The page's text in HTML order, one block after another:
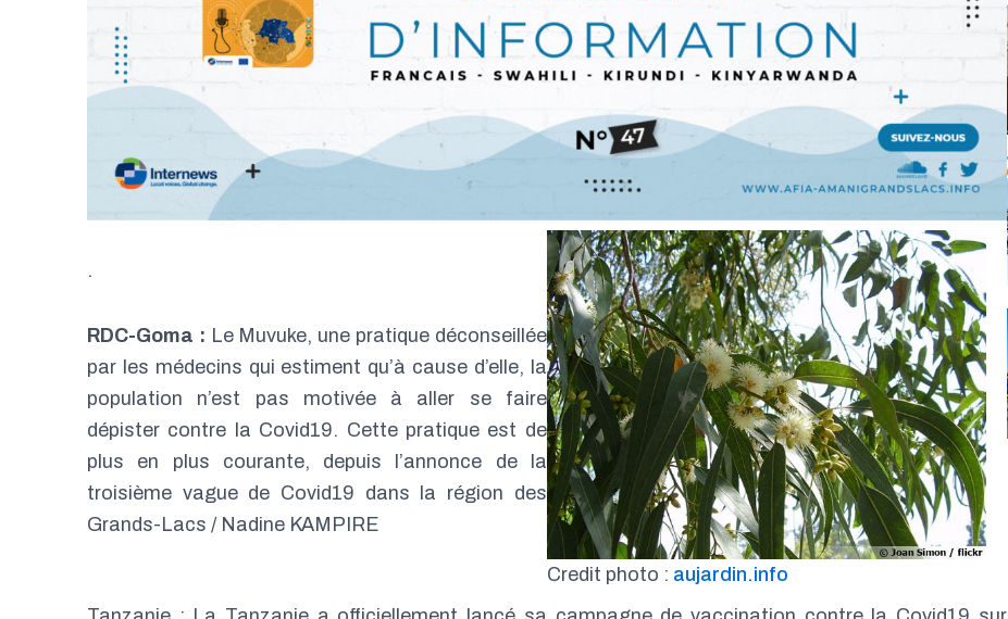
.
RDC-Goma : Le Muvuke, une pratique déconseillée
par les médecins qui estiment qu’à cause d’elle, la
population n’est pas motivée à aller se faire
dépister contre la Covid19. Cette pratique est de
plus en plus courante, depuis l’annonce de la
troisième vague de Covid19 dans la région des
Grands-Lacs / Nadine KAMPIRE
Credit photo : aujardin.info